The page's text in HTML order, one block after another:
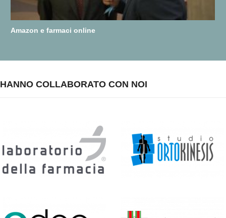
Amazon e farmaci online
HANNO COLLABORATO CON NOI